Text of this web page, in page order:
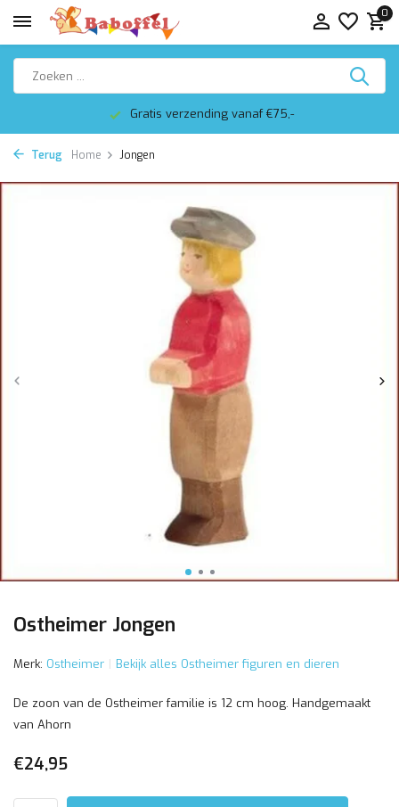
0
Gratis verzending vanaf €75,-
Terug Home Jongen
Ostheimer Jongen
Merk: Ostheimer Bekijk alles Ostheimer figuren en dieren
De zoon van de Ostheimer familie is 12 cm hoog. Handgemaakt
van Ahorn
€24,95